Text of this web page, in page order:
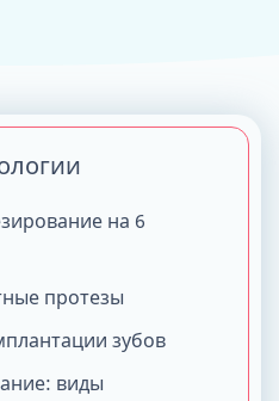
на 6
протезы
зубов
виды